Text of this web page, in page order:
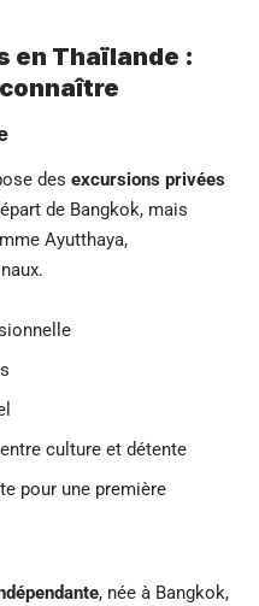
en Thaïlande :
des excursions privées
de Bangkok, mais
Ayutthaya,
culture et détente
pour une première
, née à Bangkok,